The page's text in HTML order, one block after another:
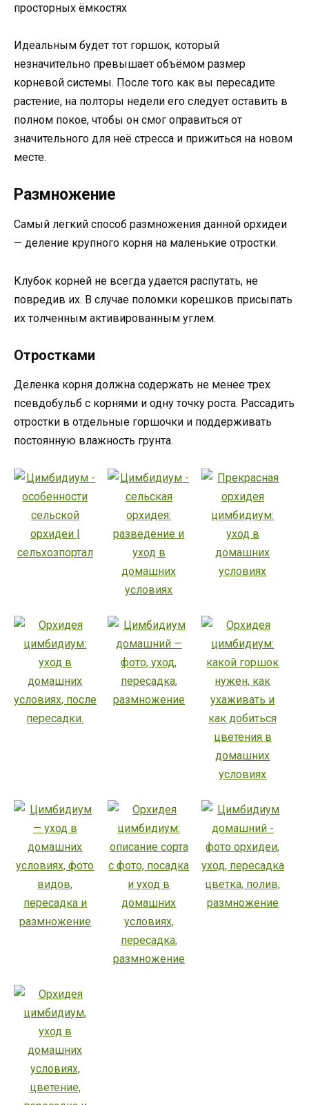
просторных ёмкостях
Идеальным будет тот горшок, который
незначительно превышает объёмом размер
корневой системы. После того как вы пересадите
растение, на полторы недели его следует оставить в
полном покое, чтобы он смог оправиться от
значительного для неё стресса и прижиться на новом
месте.
Размножение
Самый легкий способ размножения данной орхидеи
— деление крупного корня на маленькие отростки.
Клубок корней не всегда удается распутать, не
повредив их. В случае поломки корешков присыпать
их толченным активированным углем.
Отростками
Деленка корня должна содержать не менее трех
псевдобульб с корнями и одну точку роста. Рассадить
отростки в отдельные горшочки и поддерживать
постоянную влажность грунта.